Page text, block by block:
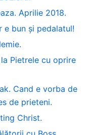
Aprilie 2018.
e bun și pedalatul!
Pietrele cu oprire
Cand e vorba de
de prieteni.
Christ.